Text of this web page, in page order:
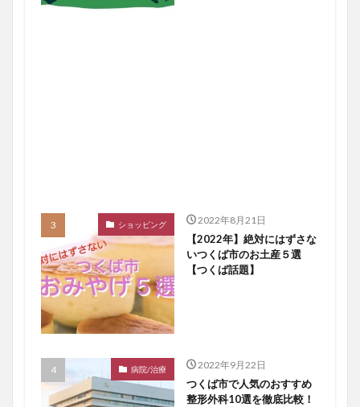
ショッピング 2022年8月21日
【2022年】絶対にはずさな
いつくば市のお土産５選
【つくば話題】
病院/治療 2022年9月22日
つくば市で人気のおすすめ
整形外科10選を徹底比較！